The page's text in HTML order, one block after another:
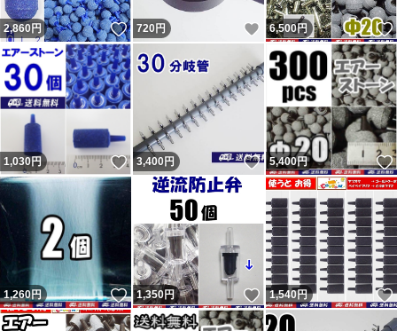
2,860 円 いいね！
720 円 いいね！
6,500円
1,030円 いいね！
3,400円 いいね！
5,400円
1,260円 いいね！
1,350円 いいね！
1,540円